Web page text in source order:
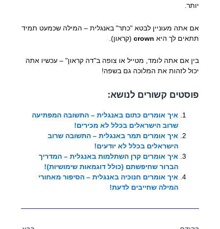
יותר.
אם אתה מעוניין לבטא "כתר" באנגלית – המילה שכמעט תמיד
תתאים לך היא crown(קראון).
בין אם אתה לומד, מטייל או צופה ב"דה קראון" – עכשיו אתה
יכול לזהות את המלוכה גם בשפה!
פוסטים קשורים לנושא:
איך אומרים כתום באנגלית – התשובה המפתיעה
שרוב הישראלים בכלל לא מכירים!
איך אומרים תמר באנגלית – התשובה שרוב
הישראלים בכלל לא יודעים!
איך אומרים קרן השתלמות באנגלית – המדריך
הברור שחיפשתם (כולל דוגמאות שימושיות)!
איך אומרים חנוכיה באנגלית – הסיפור מאחורי
המילה שחייבים לדעת!